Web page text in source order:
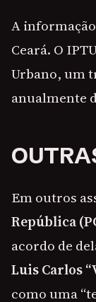
A
Ceará. O
Urbano, um
anualmente
Em outros
República
acordo de
Luis Carlos
como uma